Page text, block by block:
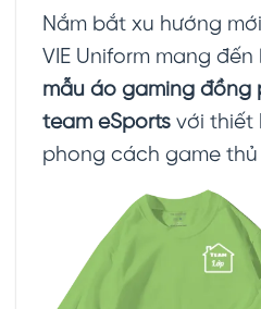
Nắm bắt xu hướng
VIE Uniform mang
mẫu áo gaming đồng
team eSports với thiết
phong cách game thủ